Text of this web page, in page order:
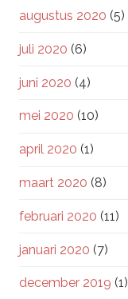
augustus 2020 (5)
juli 2020 (6)
juni 2020 (4)
mei 2020 (10)
april 2020 (1)
maart 2020 (8)
februari 2020 (11)
januari 2020 (7)
december 2019 (1)